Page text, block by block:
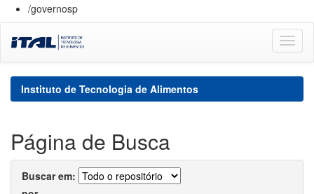
/governosp
navigation
Instituto de Tecnologia de Alimentos
Página de Busca
Buscar em: